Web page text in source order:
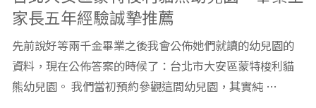
家長五年經驗誠摯推薦
先前說好等兩千金畢業之後我會公佈她們就讀的幼兒園的
資料，現在公佈答案的時候了：台北市大安區蒙特梭利貓
熊幼兒園。 我們當初預約參觀這間幼兒園，其實純 …